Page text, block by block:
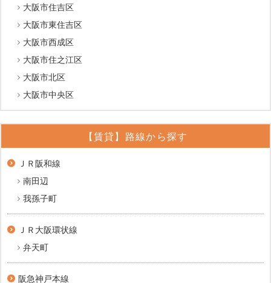
大阪市住吉区
大阪市東住吉区
大阪市西成区
大阪市住之江区
大阪市北区
大阪市中央区
【賃貸】路線から探す
ＪＲ阪和線
南田辺
我孫子町
ＪＲ大阪環状線
弁天町
阪急神戸本線